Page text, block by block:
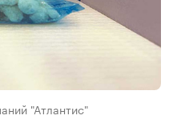
"Атлантис"